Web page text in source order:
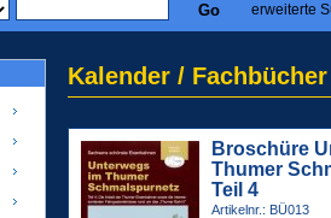
erweiterte
Kalender / Fachbücher
Broschüre
Thumer
Teil 4
Artikelnr.: BÜ013